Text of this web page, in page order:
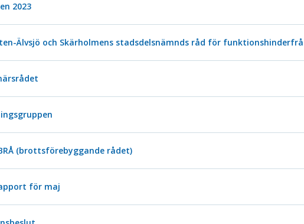
2023
Älvsjö och Skärholmens stadsdelsnämnds råd för
(brottsförebyggande rådet)
för maj